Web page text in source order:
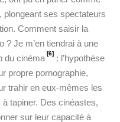
plongeant ses spectateurs
Comment saisir la
? Je m’en tiendrai à une
du cinéma [6]: l’hypothèse
propre pornographie,
trahir en eux-mêmes les
tapiner. Des cinéastes,
sur leur capacité à